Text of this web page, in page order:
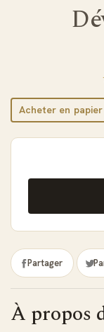
Acheter en papier
Partager
À propos